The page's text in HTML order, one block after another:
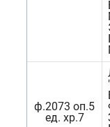
ф.2073 оп.5
ед. хр.7